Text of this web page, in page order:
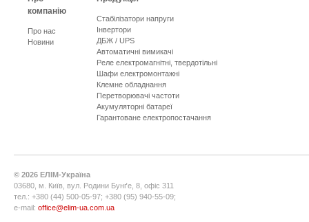
компанію
Про нас
Новини
Стабілізатори напруги
Інвертори
ДБЖ / UPS
Автоматичні вимикачі
Реле електромагнітні, твердотільні
Шафи електромонтажні
Клемне обладнання
Перетворювачі частоти
Акумуляторні батареї
Гарантоване електропостачання
© 2026 ЕЛІМ-Україна
03680, м. Київ, вул. Родини Бунґе, 8, офіс 311
тел.: +380 (44) 500-05-97; +380 (95) 940-55-09;
e-mail: office@elim-ua.com.ua